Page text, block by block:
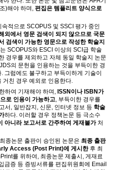
)해야 하며 , 편집은 템플리트 양식으로
속적으로 SCOPUS 및 SSCI 평가 중인
외에서 영문 검색이 되지 않으므로 국문
검색이 가능한영문으로 작성한 학술지
SCOPUS와 ESCI 이상의 SCI 급 학술
경우를 제외하고 자체 동일 학술지 논문
JDS의 문헌을 인용하는 것을 부득이한 경
. 그럼에도 불구하고 부득이하게 기술이
거친 경우 예외로 인용한다.
하여 기재해야 하며 ISSN이나ISBN가
로 인용이 가능하고 부득이한 경우를
서 일반잡지 신문 인터넷 정보 등 학술
하다 이러할 경우 정책논문 등 극소수
아니라 보고서로 간주하여 게재불가 처
종논문 출판이 승인된 논문은 최종 출판
Access (Post Print)에 게시한 후 최
를 위하여 , 최종논문 제출시 , 게재료
금증 등 증빙서류를 편집위원회에
Email